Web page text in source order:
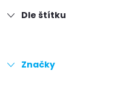
Dle štítku
Značky